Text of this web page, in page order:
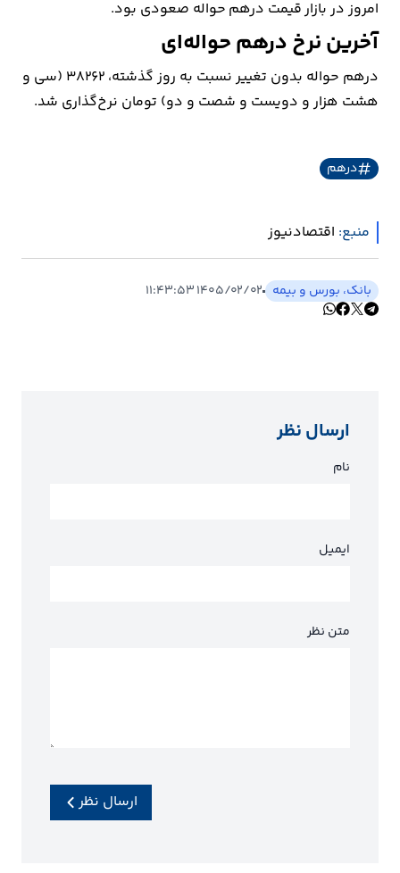
راه
و
مسکن
ایران
عمومی
امروز در بازار قیمت درهم حواله صعودی بود.
آخرین نرخ درهم حواله‌ای
درهم حواله بدون تغییر نسبت به روز گذشته، 38262 (سی و
هشت هزار و دویست و شصت و دو) تومان نرخ‌گذاری شد.
درهم
منبع: اقتصادنیوز
بانک، بورس و بیمه ۱۴۰۵/۰۲/۰۲ ۱۱:۴۳:۵۳
ارسال نظر
نام
ایمیل
متن نظر
ارسال نظر